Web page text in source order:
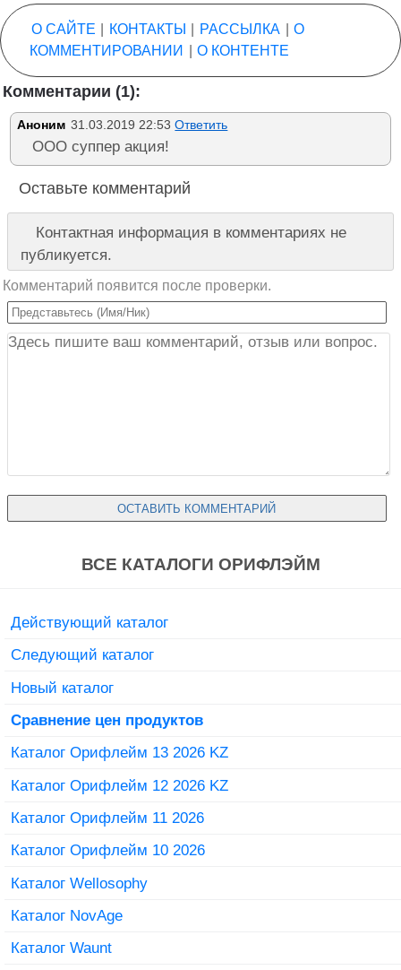
О САЙТЕ КОНТАКТЫ РАССЫЛКА
О
КОММЕНТИРОВАНИИ
О КОНТЕНТЕ
Комментарии (1):
Аноним 31.03.2019 22:53 Ответить
ООО суппер акция!
Оставьте комментарий
Контактная информация в комментариях не
публикуется.
Комментарий появится после проверки.
ВСЕ КАТАЛОГИ ОРИФЛЭЙМ
Действующий каталог
Следующий каталог
Новый каталог
Сравнение цен продуктов
Каталог Орифлейм 13 2026 KZ
Каталог Орифлейм 12 2026 KZ
Каталог Орифлейм 11 2026
Каталог Орифлейм 10 2026
Каталог Wellosophy
Каталог NovAge
Каталог Waunt